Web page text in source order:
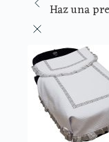
Haz una